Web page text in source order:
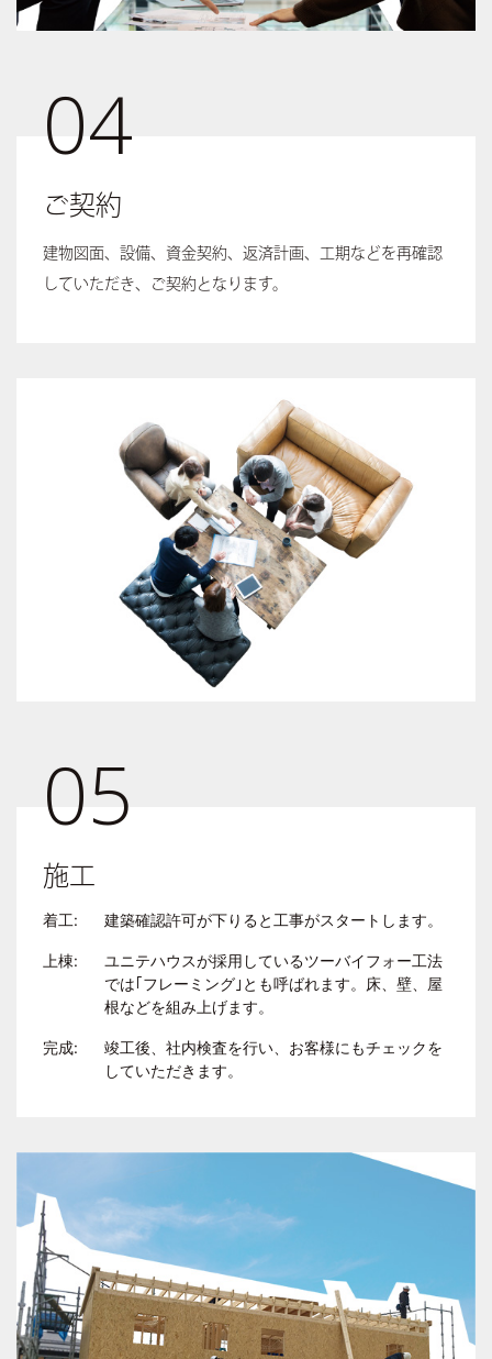
04
ご契約
建物図面、設備、資金契約、返済計画、工期などを再確認
していただき、ご契約となります。
05
施工
着工: 建築確認許可が下りると工事がスタートします。
上棟:
ユニテハウスが採用しているツーバイフォー工法
では｢フレーミング｣とも呼ばれます。床、壁、屋
根などを組み上げます。
完成:
竣工後、社内検査を行い、お客様にもチェックを
していただきます。